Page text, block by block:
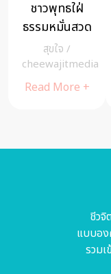
ธรรมโอสถ
ช่วยคลาย
ความผิดหวัง
สุขใจ/A
Cuisine
Read More +
ชีวจิ
แบบอ
รวม